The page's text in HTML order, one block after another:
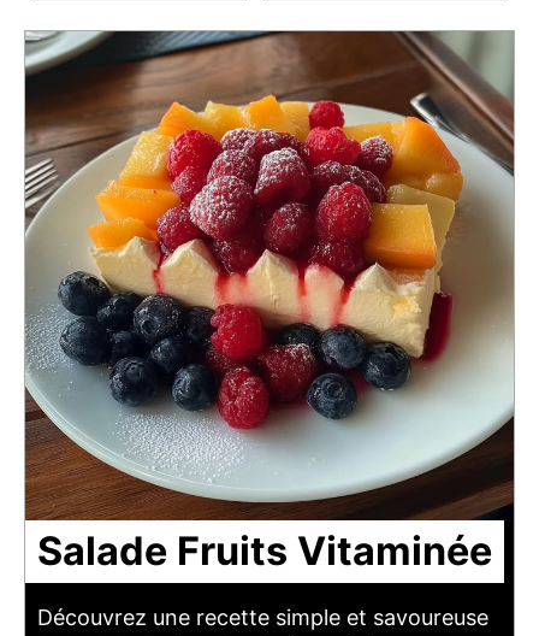
Salade Fruits Vitaminée
Découvrez une recette simple et savoureuse